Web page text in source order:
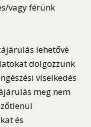
vagy férünk
lehetővé
dolgozzunk
viselkedés
meg nem
és